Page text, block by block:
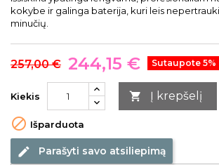
kokybe ir galinga baterija, kuri leis
minučių.
257,00 € 244,15 € Sutaupote 5%
Kiekis  Į krepšelį
 Išparduota
edit Parašyti savo atsiliepimą